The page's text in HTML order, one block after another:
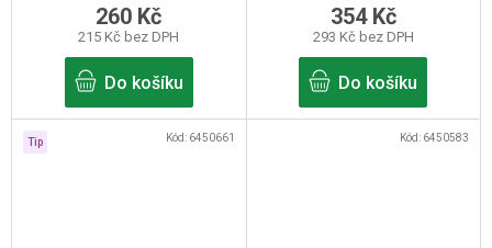
215 Kč bez DPH
260 Kč
Do košíku
293 Kč bez DPH
354 Kč
Do košíku
Tip Kód: 6450661 Kód: 6450583